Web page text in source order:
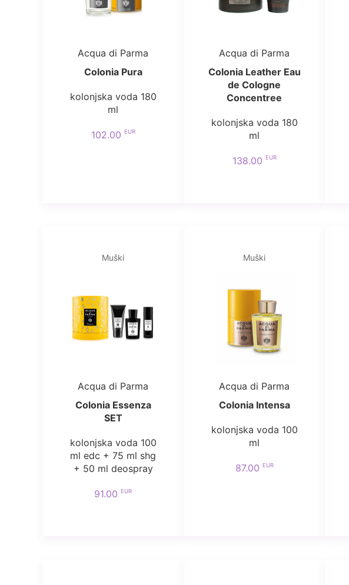
Acqua di Parma
Colonia Pura
kolonjska voda 180
ml
102.00 EUR
Acqua di Parma
Colonia Leather Eau
de Cologne
Concentree
kolonjska voda 180
ml
138.00 EUR
Muški
Acqua di Parma
Colonia Essenza
SET
kolonjska voda 100
ml edc + 75 ml shg
+ 50 ml deospray
91.00 EUR
Muški
Acqua di Parma
Colonia Intensa
kolonjska voda 100
ml
87.00 EUR